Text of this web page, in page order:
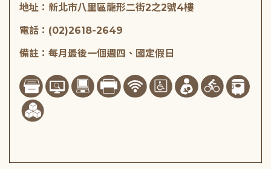
地址：新北市八里區龍形二街2之2號4樓
電話：(02)2618-2649
備註：每月最後一個週四、國定假日